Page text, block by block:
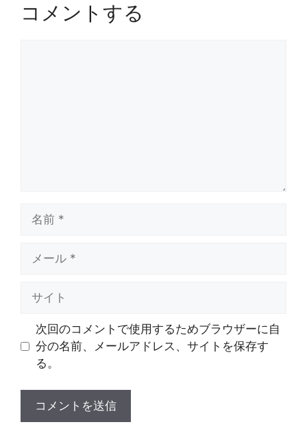
コメントする
次回のコメントで使用するためブラウザーに自
分の名前、メールアドレス、サイトを保存す
る。